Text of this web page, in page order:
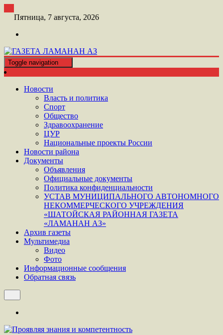
Пятница, 7 августа, 2026
ГАЗЕТА ЛАМАНАН АЗ
ШАТОЙСКАЯ ГАЗЕТА ЛАМАНАН АЗ
Toggle navigation
Новости
Власть и политика
Спорт
Общество
Здравоохранение
ЦУР
Национальные проекты России
Новости района
Документы
Объявления
Официальные документы
Политика конфиденциальности
УСТАВ МУНИЦИПАЛЬНОГО АВТОНОМНОГО
НЕКОММЕРЧЕСКОГО УЧРЕЖДЕНИЯ
«ШАТОЙСКАЯ РАЙОННАЯ ГАЗЕТА
«ЛАМАНАН АЗ»
Архив газеты
Мультимедиа
Видео
Фото
Информационные сообщения
Обратная связь